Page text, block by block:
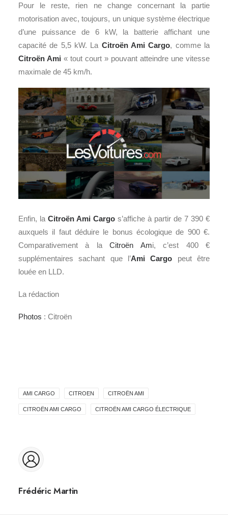
Pour le reste, rien ne change concernant la partie
motorisation avec, toujours, un unique système électrique
d’une puissance de 6 kW, la batterie affichant une
capacité de 5,5 kW. La Citroën Ami Cargo, comme la
Citroën Ami « tout court » pouvant atteindre une vitesse
maximale de 45 km/h.
Enfin, la Citroën Ami Cargo s’affiche à partir de 7 390 €
auxquels il faut déduire le bonus écologique de 900 €.
Comparativement à laCitroën Ami, c’est 400 €
supplémentaires sachant que l’Ami Cargo peut être
louée en LLD.
La rédaction
Photos : Citroën
AMI CARGO CITROEN CITROËN AMI
CITROËN AMI CARGO CITROËN AMI CARGO ÉLECTRIQUE
Frédéric Martin